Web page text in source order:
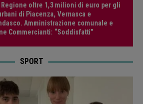
Regione oltre 1,3 milioni di euro per gli
di Piacenza, Vernasca e
Amministrazione comunale e
Commercianti: “Soddisfatti”
SPORT